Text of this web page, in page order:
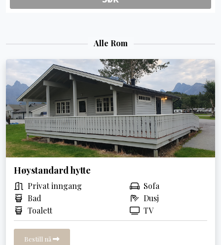
Alle Rom
Høystandard hytte
Privat inngang
Sofa
Bad
Dusj
Toalett
TV
Bestill nå